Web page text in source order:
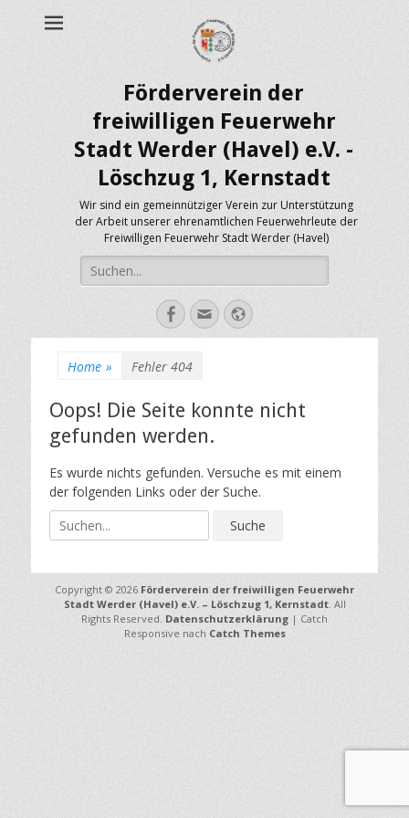
Förderverein der
freiwilligen Feuerwehr
Stadt Werder (Havel) e.V. -
Löschzug 1, Kernstadt
Wir sind ein gemeinnütziger Verein zur Unterstützung
der Arbeit unserer ehrenamtlichen Feuerwehrleute der
Freiwilligen Feuerwehr Stadt Werder (Havel)
Suche
nach:
Facebook
E-
Mail-
Webseite
Home » Fehler 404
Oops! Die Seite konnte nicht
gefunden werden.
Es wurde nichts gefunden. Versuche es mit einem
der folgenden Links oder der Suche.
u
h
eCopyright © 2026 Förderverein der freiwilligen Feuerwehr
Stadt Werder (Havel) e.V. – Löschzug 1, Kernstadt. All
Rights Reserved. Datenschutzerklärung | Catch
Responsive nach Catch Themes